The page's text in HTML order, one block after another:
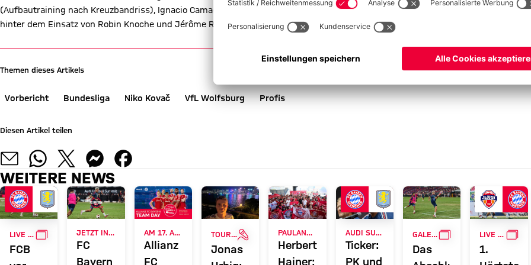
(Aufbautraining nach Kreuzbandriss), Ignacio Camacho (Sprunggelenk-OP) und Felix Klaus (Bauchmuskel-OP). Zudem steht
hinter dem Einsatz von Robin Knoche und Jérôme Roussillon noch ein Fragezeichen.
Themen dieses Artikels
Vorbericht Bundesliga Niko Kovač VfL Wolfsburg Profis
Diesen Artikel teilen
WEITERE NEWS
LIVE BEI FC BAYERN TV PLUS GALLERIE
FCB
FC
Bayern
AM 17. AUGUST
Allianz
FC
TOUR TALKINTERVIEW
Jonas
Herbert
Hainer:
Ticker:
PK und
GALERIEGALLERIE
Das
LIVE BEI FC BAYERN TV PLUS
1.